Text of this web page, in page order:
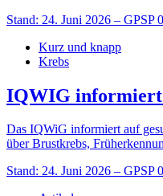
Stand: 24. Juni 2026 – GPSP
Kurz und knapp
Krebs
IQWIG informiert
Das IQWiG informiert auf
über Brustkrebs,
Stand: 24. Juni 2026 – GPSP